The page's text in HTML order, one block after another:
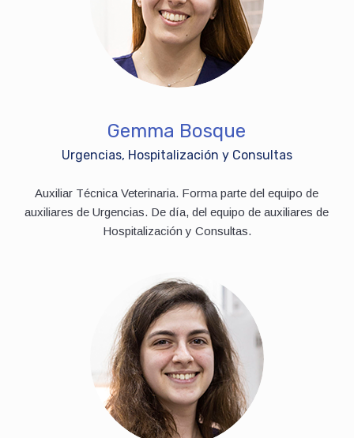
Gemma Bosque
Urgencias, Hospitalización y Consultas
Auxiliar Técnica Veterinaria. Forma parte del equipo de
auxiliares de Urgencias. De día, del equipo de auxiliares de
Hospitalización y Consultas.